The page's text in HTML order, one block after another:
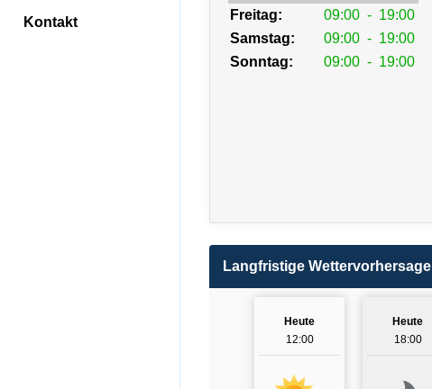
Kontakt
Freitag:
09:00 - 19:00
Samstag:
09:00 - 19:00
Sonntag:
09:00 - 19:00
Langfristige Wettervorhersage
Heute
12:00
Heute
18:00